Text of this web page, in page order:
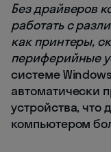
Без драйверов
работать с
как принтеры,
периферийные
системе
автоматически
устройства, что
компьютером